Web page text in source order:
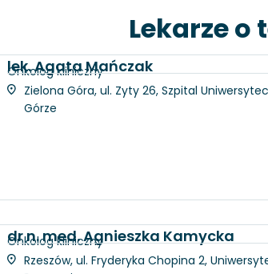
Lekarze
lek. Agata Mańczak
Onkolog kliniczny
Zielona Góra, ul. Zyty 26, Szpital
Górze
dr n. med. Agnieszka Kamycka
Onkolog kliniczny
Rzeszów, ul. Fryderyka Chopina 2,